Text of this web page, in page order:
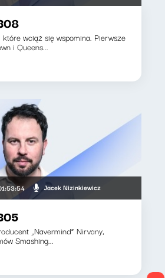
wciąż się wspomina. Pierwsze
i Queens...
Jacek Nizinkiewicz
„Navermind” Nirvany,
Smashing...